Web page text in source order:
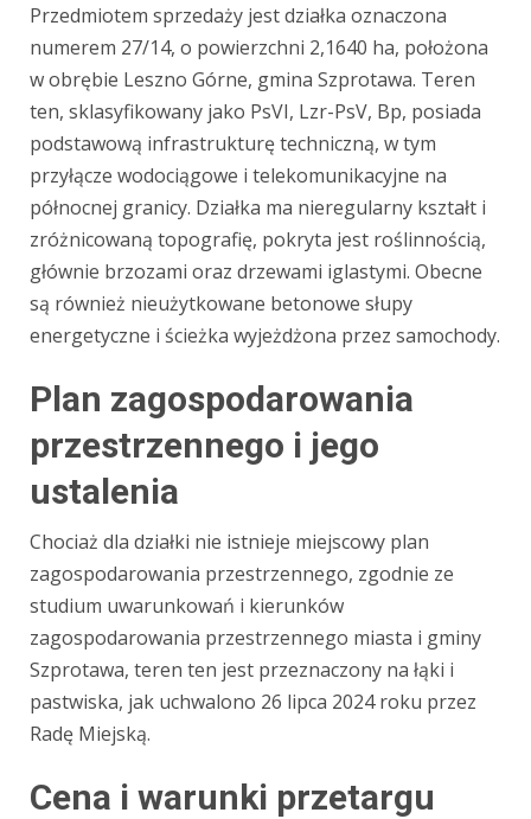
Przedmiotem sprzedaży jest działka oznaczona
numerem 27/14, o powierzchni 2,1640 ha, położona
w obrębie Leszno Górne, gmina Szprotawa. Teren
ten, sklasyfikowany jako PsVI, Lzr-PsV, Bp, posiada
podstawową infrastrukturę techniczną, w tym
przyłącze wodociągowe i telekomunikacyjne na
północnej granicy. Działka ma nieregularny kształt i
zróżnicowaną topografię, pokryta jest roślinnością,
głównie brzozami oraz drzewami iglastymi. Obecne
są również nieużytkowane betonowe słupy
energetyczne i ścieżka wyjeżdżona przez samochody.
Plan zagospodarowania
przestrzennego i jego
ustalenia
Chociaż dla działki nie istnieje miejscowy plan
zagospodarowania przestrzennego, zgodnie ze
studium uwarunkowań i kierunków
zagospodarowania przestrzennego miasta i gminy
Szprotawa, teren ten jest przeznaczony na łąki i
pastwiska, jak uchwalono 26 lipca 2024 roku przez
Radę Miejską.
Cena i warunki przetargu